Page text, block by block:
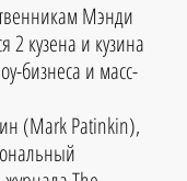
Мэнди
2 кузена и кузина
бизнеса и масс-
(Mark Patinkin),